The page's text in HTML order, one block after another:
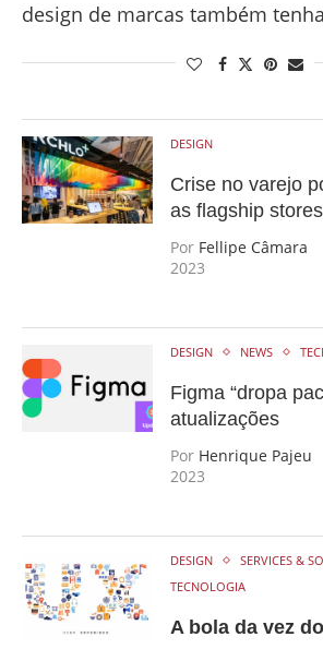
design de marcas também
DESIGN
Crise no varejo
as flagship
Por Fellipe Câmara
2023
DESIGN NEWS
Figma “dropa
atualizações
Por Henrique Pajeu
2023
DESIGN
SERVICES &
TECNOLOGIA
A bola da vez